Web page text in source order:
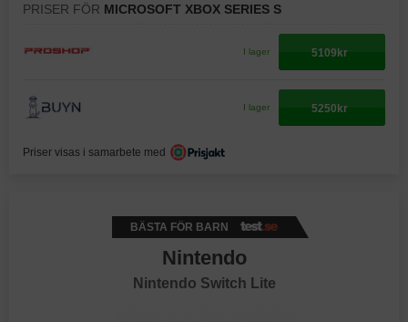
PRISER FÖR MICROSOFT XBOX SERIES S
I lager 5109kr
I lager 5250kr
Priser visas i samarbete med
BÄSTA FÖR BARN
Nintendo
Nintendo Switch Lite